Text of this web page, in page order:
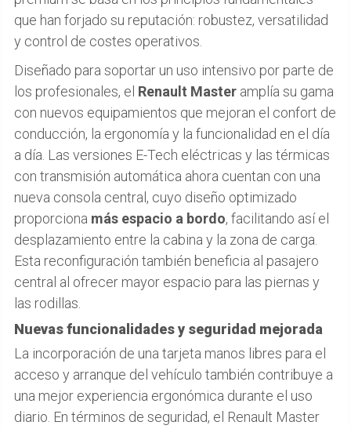
que han forjado su reputación: robustez, versatilidad
y control de costes operativos.
Diseñado para soportar un uso intensivo por parte de
los profesionales, el Renault Master amplía su gama
con nuevos equipamientos que mejoran el confort de
conducción, la ergonomía y la funcionalidad en el día
a día. Las versiones E-Tech eléctricas y las térmicas
con transmisión automática ahora cuentan con una
nueva consola central, cuyo diseño optimizado
proporciona más espacio a bordo, facilitando así el
desplazamiento entre la cabina y la zona de carga.
Esta reconfiguración también beneficia al pasajero
central al ofrecer mayor espacio para las piernas y
las rodillas.
Nuevas funcionalidades y seguridad mejorada
La incorporación de una tarjeta manos libres para el
acceso y arranque del vehículo también contribuye a
una mejor experiencia ergonómica durante el uso
diario. En términos de seguridad, el Renault Master